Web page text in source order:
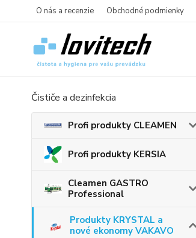
O nás a recenzie Obchodné podmienky
Čističe a dezinfekcia
Profi produkty CLEAMEN
Profi produkty KERSIA
Cleamen GASTRO
Professional
Produkty KRYSTAL a
nové ekonomy VAKAVO